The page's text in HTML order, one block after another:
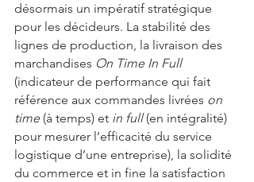
désormais un impératif stratégique
pour les décideurs. La stabilité des
lignes de production, la livraison des
marchandises On Time In Full
(indicateur de performance qui fait
référence aux commandes livrées on
time (à temps) et in full (en intégralité)
pour mesurer l’efficacité du service
logistique d’une entreprise), la solidité
du commerce et in fine la satisfaction